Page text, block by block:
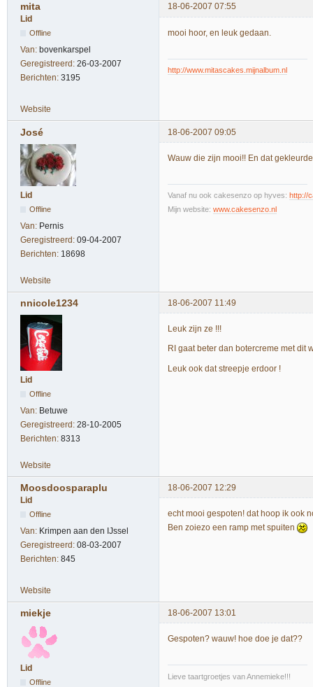
mita
18-06-2007 07:55
Lid
Offline
Van: bovenkarspel
Geregistreerd: 26-03-2007
Berichten: 3195
mooi hoor, en leuk gedaan.
http://www.mitascakes.mijnalbum.nl
Website
José 18-06-2007 09:05
Lid
Offline
Van: Pernis
Geregistreerd: 09-04-2007
Berichten: 18698
Wauw die zijn mooi!! En dat
Vanaf nu ook cakesenzo op hyves: http://
Mijn website: www.cakesenzo.nl
Website
nnicole1234 18-06-2007 11:49
Lid
Offline
Van: Betuwe
Geregistreerd: 28-10-2005
Berichten: 8313
Leuk zijn ze !!!
RI gaat beter dan botercreme met dit
Leuk ook dat streepje erdoor !
Website
Moosdoosparaplu
18-06-2007 12:29
Lid
Offline
Van: Krimpen aan den IJssel
Geregistreerd: 08-03-2007
Berichten: 845
echt mooi gespoten! dat hoop ik ook
Ben zoiezo een ramp met spuiten
Website
miekje 18-06-2007 13:01
Lid
Offline
Gespoten? wauw! hoe doe je dat??
Lieve taartgroetjes van Annemieke!!!